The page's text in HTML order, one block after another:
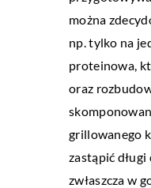
można
np. tylko na
proteinowa,
oraz
grillowanego
zastąpić
zwłaszcza w